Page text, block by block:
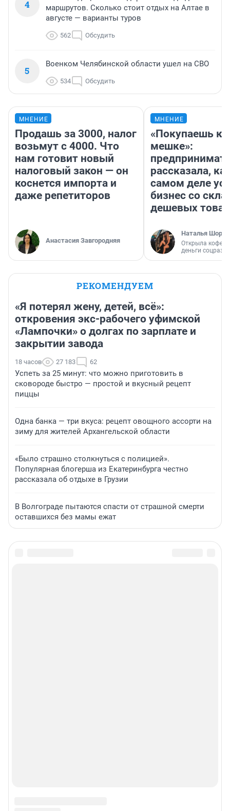
4
маршрутов. Сколько стоит отдых на Алтае в
августе — варианты туров
562 Обсудить
5
Военком Челябинской области ушел на СВО
534 Обсудить
МНЕНИЕ
Продашь за 3000, налог
возьмут с 4000. Что
нам готовит новый
налоговый закон — он
коснется импорта и
даже репетиторов
Анастасия Завгородняя
МНЕНИЕ
«Покупаешь
мешке»:
рассказала,
самом деле
бизнес со
дешевых
Наталья
Открыла
деньги
РЕКОМЕНДУЕМ
«Я потерял жену, детей, всё»:
откровения экс-рабочего уфимской
«Лампочки» о долгах по зарплате и
закрытии завода
18 часов 27 183 62
Успеть за 25 минут: что можно приготовить в
сковороде быстро — простой и вкусный рецепт
пиццы
Одна банка — три вкуса: рецепт овощного ассорти на
зиму для жителей Архангельской области
«Было страшно столкнуться с полицией».
Популярная блогерша из Екатеринбурга честно
рассказала об отдыхе в Грузии
В Волгограде пытаются спасти от страшной смерти
оставшихся без мамы ежат